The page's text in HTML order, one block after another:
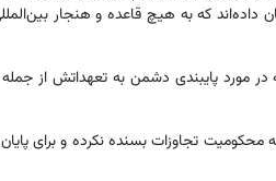
با آمریکا در جریان بود، صورت گرفت، گفت: این 2 رژیم نشان داده‌اند که به هیچ
در مورد پایبندی دشمن به تعهداتش از
تجاوزات بسنده نکرده و براى